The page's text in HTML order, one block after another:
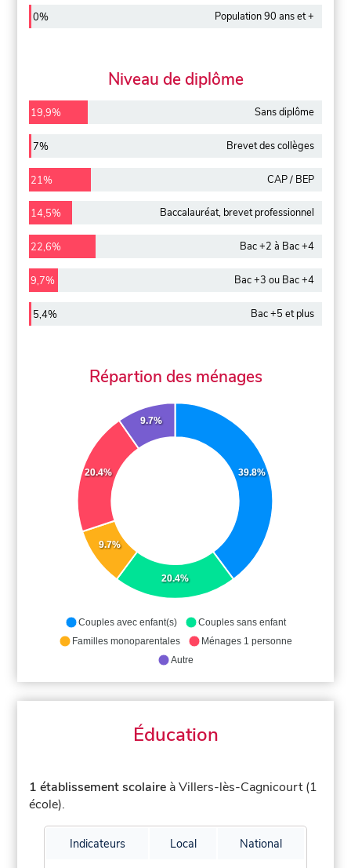
0% Population 90 ans et +
Niveau de diplôme
19,9% Sans diplôme
7% Brevet des collèges
21% CAP / BEP
14,5% Baccalauréat, brevet professionnel
22,6% Bac +2 à Bac +4
9,7% Bac +3 ou Bac +4
5,4% Bac +5 et plus
Répartion des ménages
39.8%
20.4%
9.7%
20.4%
9.7%
Couples avec enfant(s)
Couples sans enfant
Familles monoparentales
Ménages 1 personne
Autre
Éducation
1 établissement scolaire à Villers-lès-Cagnicourt (1
école).
Indicateurs Local National